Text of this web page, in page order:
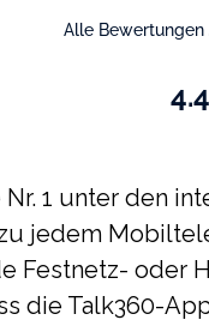
Alle Bewertungen
4.4
Nr. 1 unter den
jedem
Festnetz- oder
die Talk360-